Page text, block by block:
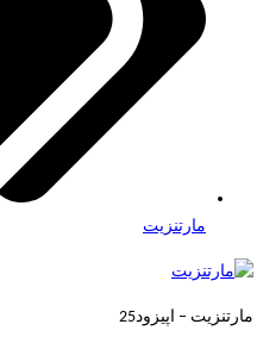
مارتنزیت
مارتنزیت – اپیزود25